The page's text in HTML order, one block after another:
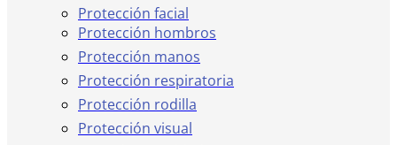
Protección facial
Protección hombros
Protección manos
Protección respiratoria
Protección rodilla
Protección visual